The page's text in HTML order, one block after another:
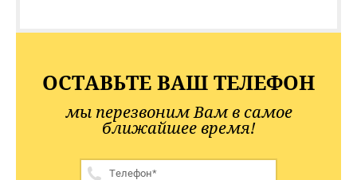
ОСТАВЬТЕ ВАШ ТЕЛЕФОН
мы перезвоним Вам в самое
ближайшее время!